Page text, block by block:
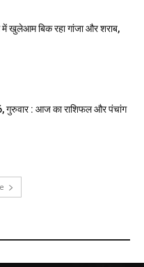
में खुलेआम बिक रहा गांजा और शराब,
गुरुवार : आज का राशिफल और पंचांग